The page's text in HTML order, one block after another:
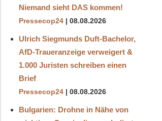
Niemand sieht DAS kommen!
Pressecop24 08.08.2026
Ulrich Siegmunds Duft-Bachelor,
AfD-Traueranzeige verweigert &
1.000 Juristen schreiben einen
Brief
Pressecop24 08.08.2026
Bulgarien: Drohne in Nähe von